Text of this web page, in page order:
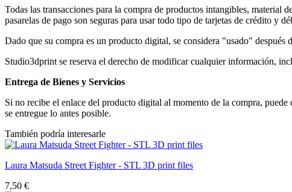
Todas las transacciones para la compra de productos intangibles, material
pasarelas de pago son seguras para usar todo tipo de tarjetas de crédito y
Dado que su compra es un producto digital, se considera "usado" después
Studio3dprint se reserva el derecho de modificar cualquier información,
Entrega de Bienes y Servicios
Si no recibe el enlace del producto digital al momento de la compra, puede
se entregue lo antes posible.
También podría interesarle
Laura Matsuda Street Fighter - STL 3D print files
7,50 €